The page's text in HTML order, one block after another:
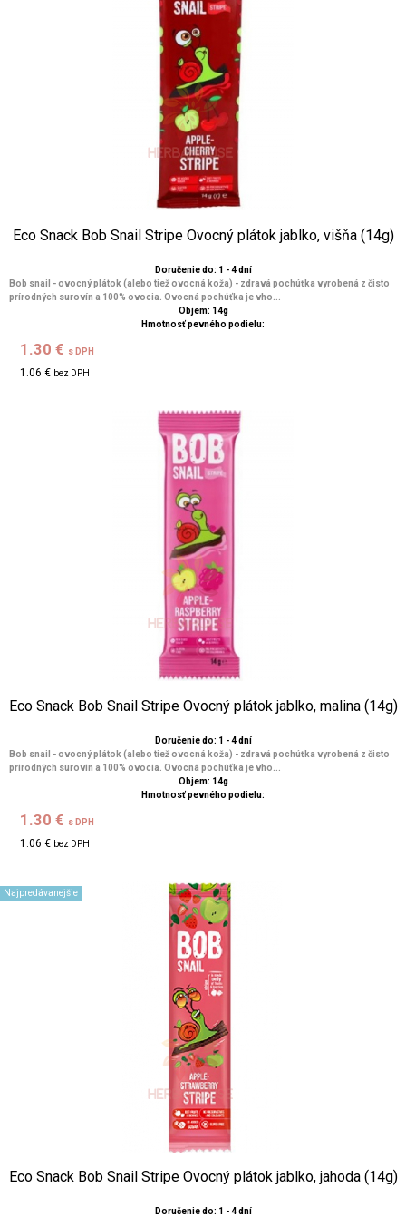
Eco Snack Bob Snail Stripe Ovocný plátok jablko, višňa (14g)
Doručenie do: 1 - 4 dní
Bob snail - ovocný plátok (alebo tiež ovocná koža) - zdravá pochúťka vyrobená z čisto
prírodných surovín a 100% ovocia. Ovocná pochúťka je vho...
Objem: 14g
Hmotnosť pevného podielu:
1.30 € s DPH
1.06 € bez DPH
Eco Snack Bob Snail Stripe Ovocný plátok jablko, malina (14g)
Doručenie do: 1 - 4 dní
Bob snail - ovocný plátok (alebo tiež ovocná koža) - zdravá pochúťka vyrobená z čisto
prírodných surovín a 100% ovocia. Ovocná pochúťka je vho...
Objem: 14g
Hmotnosť pevného podielu:
1.30 € s DPH
1.06 € bez DPH
Najpredávanejšie
Eco Snack Bob Snail Stripe Ovocný plátok jablko, jahoda (14g)
Doručenie do: 1 - 4 dní